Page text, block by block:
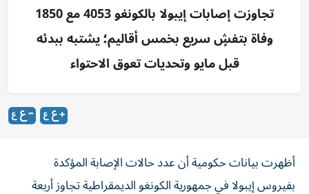
تجاوزت إصابات إيبولا بالكونغو 4053 مع 1850
وفاة بتفشٍ سريع بخمس أقاليم؛ يشتبه ببدئه
قبل مايو وتحديات تعوق الاحتواء
أظهرت بيانات حكومية أن عدد حالات الإصابة المؤكدة
بفيروس إيبولا في جمهورية الكونغو ‌الديمقراطية تجاوز أربعة